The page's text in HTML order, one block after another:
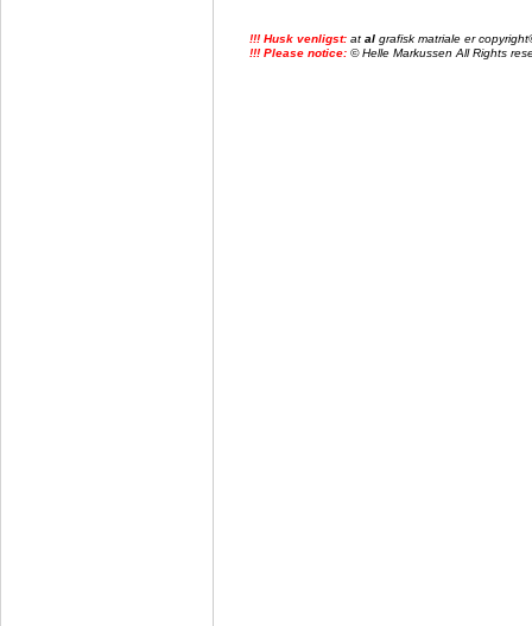
!!! Husk venligst: at al grafisk matriale er
!!! Please notice: © Helle Markussen All Rights